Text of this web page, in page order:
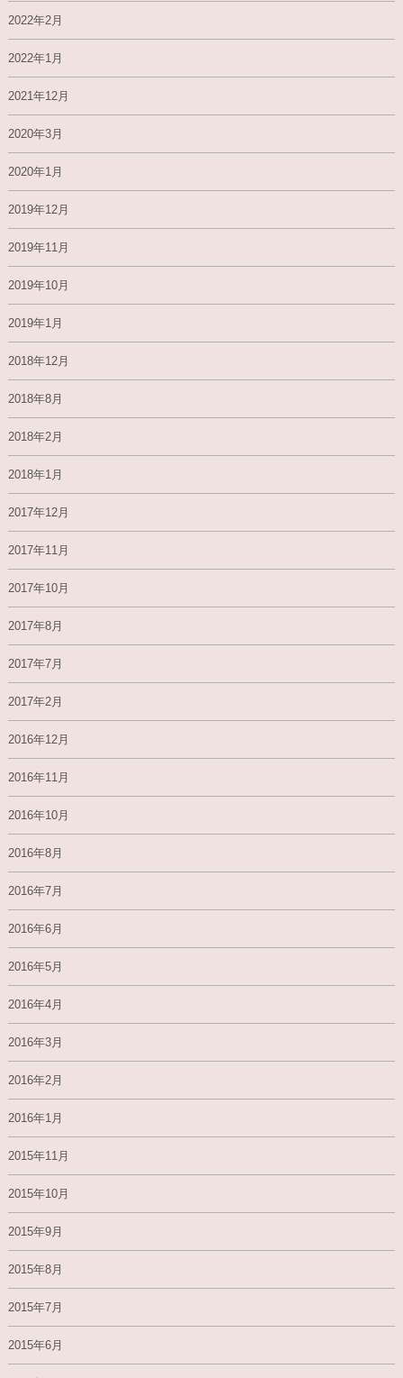
2022年2月
2022年1月
2021年12月
2020年3月
2020年1月
2019年12月
2019年11月
2019年10月
2019年1月
2018年12月
2018年8月
2018年2月
2018年1月
2017年12月
2017年11月
2017年10月
2017年8月
2017年7月
2017年2月
2016年12月
2016年11月
2016年10月
2016年8月
2016年7月
2016年6月
2016年5月
2016年4月
2016年3月
2016年2月
2016年1月
2015年11月
2015年10月
2015年9月
2015年8月
2015年7月
2015年6月